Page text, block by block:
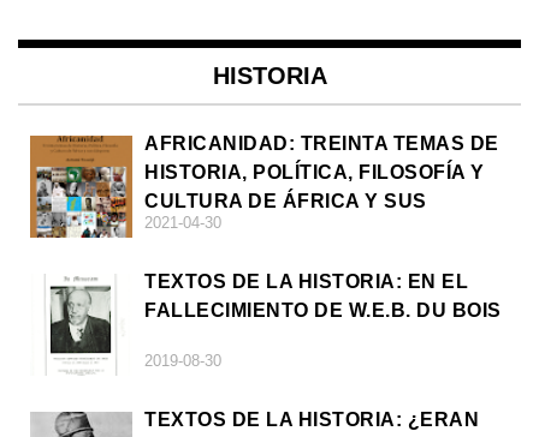
HISTORIA
AFRICANIDAD: TREINTA TEMAS DE
HISTORIA, POLÍTICA, FILOSOFÍA Y
CULTURA DE ÁFRICA Y SUS
DIÁSPORAS
2021-04-30
TEXTOS DE LA HISTORIA: EN EL
FALLECIMIENTO DE W.E.B. DU BOIS
2019-08-30
TEXTOS DE LA HISTORIA: ¿ERAN